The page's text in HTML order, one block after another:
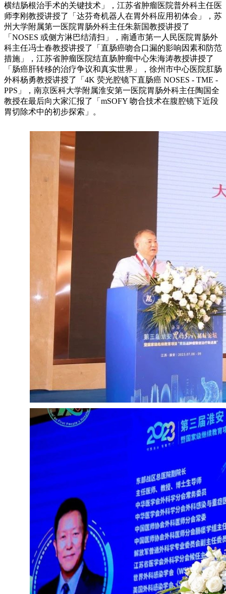
横结肠根治手术的关键技术」，江苏省肿瘤医院普外科主任医
师李刚教授讲授了「达芬奇机器人在胃外科应用初体会」，苏
州大学附属第一医院胃肠外科主任朱新国教授讲授了
「NOSES 或侧方淋巴结清扫」，南通市第一人民医院胃肠外
科主任冯士春教授讲授了「直肠癌吻合口漏的影响因素和防范
措施」，江苏省肿瘤医院结直肠肿瘤中心朱海涛教授讲授了
「肠癌肝转移的治疗争议和真实世界」，徐州市中心医院肛肠
外科杨勇教授讲授了「4K 荧光腔镜下直肠癌 NOSES - TME -
PPS」，南京医科大学附属淮安第一医院胃肠外科主任陶国全
教授在最后向大家汇报了「mSOFY 吻合技术在腹腔镜下近段
胃切除术中的初步探索」。